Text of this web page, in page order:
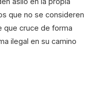
que no se consideren
que cruce de forma
ilegal en su camino